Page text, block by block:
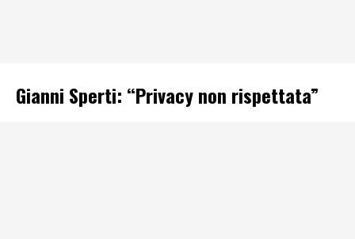
Gianni Sperti: “Privacy non rispettata”